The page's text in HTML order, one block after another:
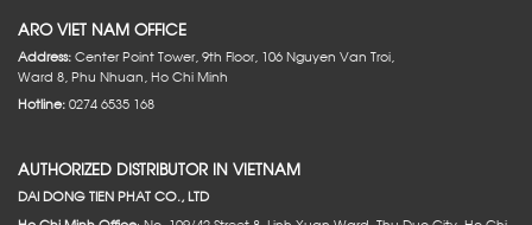
ARO VIET NAM OFFICE
Address:Center Point Tower, 9th Floor, 106 Nguyen Van Troi,
Ward 8, Phu Nhuan, Ho Chi Minh
Hotline:0274 6535 168
AUTHORIZED DISTRIBUTOR IN VIETNAM
DAI DONG TIEN PHAT CO., LTD